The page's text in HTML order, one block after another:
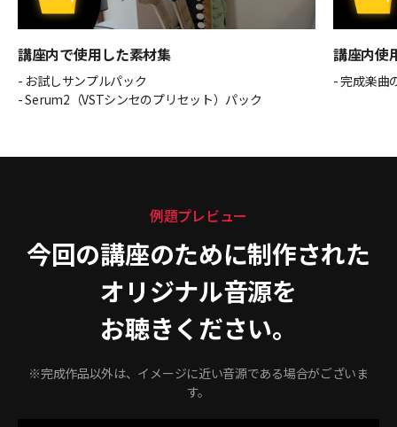
講座内で使用した素材集
- お試しサンプルパック
- Serum2（VSTシンセのプリセット）パック
講座内使
- 完成楽曲
例題プレビュー
今回の講座のために制作された
オリジナル音源を
お聴きください。
※完成作品以外は、イメージに近い音源である場合がございま
す。